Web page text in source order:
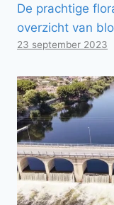
De prachtige
overzicht van
23 september 2023